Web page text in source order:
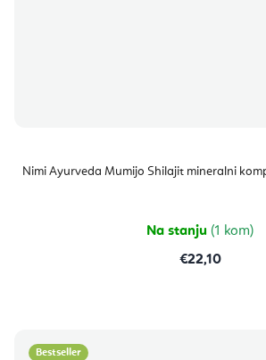
Nimi Ayurveda Mumijo Shilajit mineralni
Na stanju (1 kom)
€22,10
Bestseller